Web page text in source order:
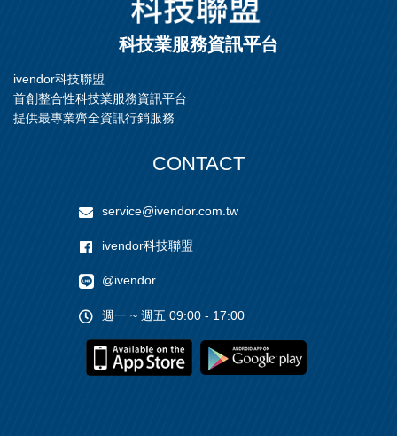
科技業服務資訊平台
ivendor科技聯盟
首創整合性科技業服務資訊平台
提供最專業齊全資訊行銷服務
CONTACT
service@ivendor.com.tw
ivendor科技聯盟
@ivendor
週一 ~ 週五 09:00 - 17:00